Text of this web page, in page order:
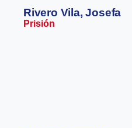
Rivero Vila, Josefa
Prisión